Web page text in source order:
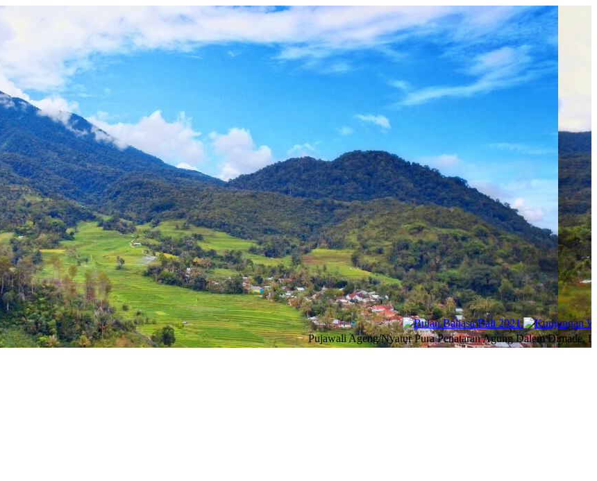
Pujawali Ageng/Nyatur Pura Penataran Agung Dalem Dimade, Desa Adat